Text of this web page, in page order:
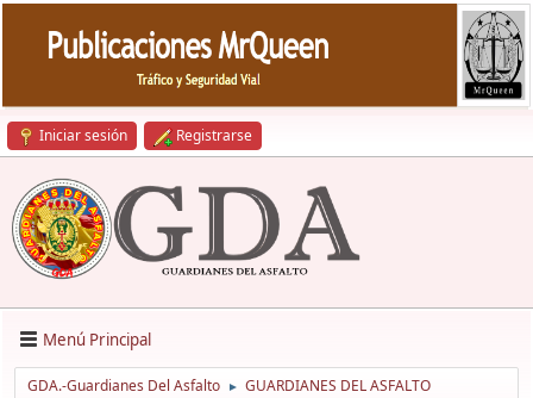
Iniciar sesión Registrarse
Menú Principal
GDA.-Guardianes Del Asfalto ► GUARDIANES DEL ASFALTO